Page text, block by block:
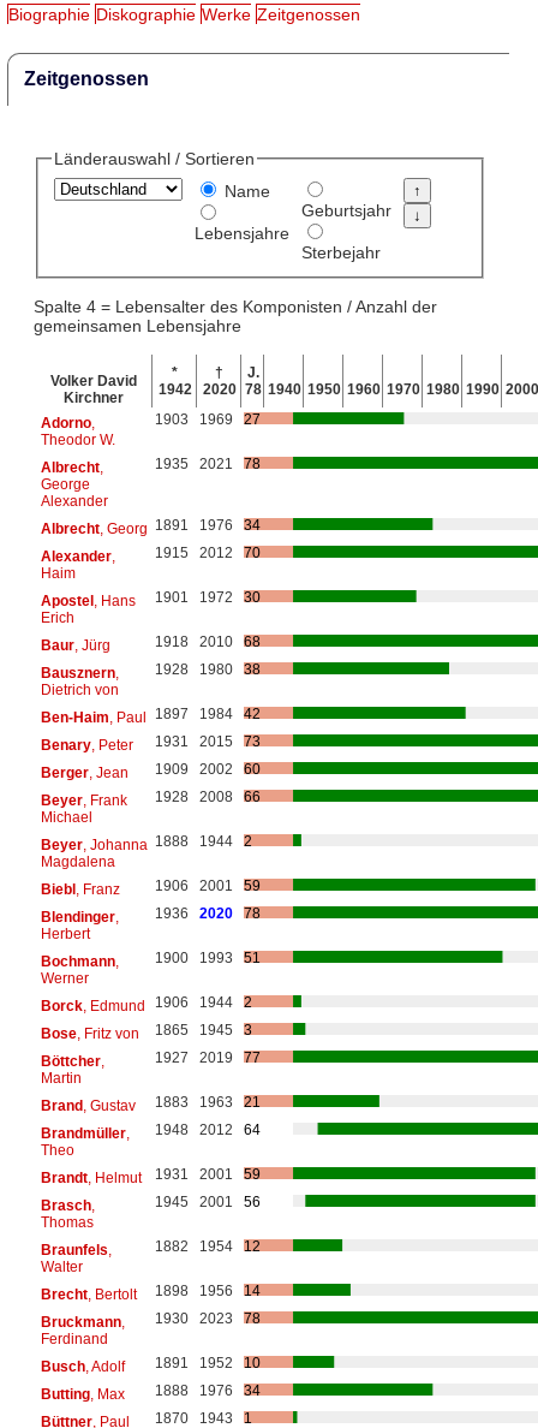
Biographie Diskographie Werke Zeitgenossen
Zeitgenossen
Länderauswahl / Sortieren
Name
Lebensjahre
Geburtsjahr
Sterbejahr
Spalte 4 = Lebensalter des Komponisten / Anzahl der
gemeinsamen Lebensjahre
Volker David
Kirchner
*
1942
†
2020
J.
78 1940 1950 1960 1970 1980 1990 2000
Adorno,
Theodor W.
1903 1969 27
Albrecht,
George
Alexander
1935 2021 78
Albrecht, Georg 1891 1976
34
Alexander,
Haim
1915 2012 70
Apostel, Hans
Erich
1901 1972 30
Baur, Jürg 1918 2010
68
Bausznern,
Dietrich von
1928 1980 38
Ben-Haim , Paul 1897 1984
42
Benary, Peter 1931 2015
73
Berger, Jean 1909 2002
60
Beyer, Frank
Michael
1928 2008 66
Beyer, Johanna
Magdalena
1888 1944 2
Biebl, Franz 1906 2001
59
Blendinger,
Herbert
1936 2020 78
Bochmann,
Werner
1900 1993 51
Borck, Edmund 1906 1944
2
Bose, Fritz von 1865 1945
3
Böttcher,
Martin
1927 2019 77
Brand, Gustav 1883 1963
21
Brandmüller,
Theo
1948 2012 64
Brandt, Helmut 1931 2001
59
Brasch,
Thomas
1945 2001 56
Braunfels
Walter
1882 1954 12
Brecht, Bertolt 1898 1956
14
Bruckmann,
Ferdinand
1930 2023 78
Busch, Adolf 1891 1952
10
Butting, Max 1888 1976
34
Büttner, Paul 1870 1943
1